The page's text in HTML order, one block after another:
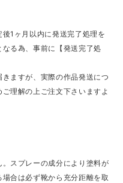
1ヶ月以内に発送完了処理を
る為、事前に【発送完了処
ますが、実際の作品発送につ
理解の上ご注文下さいますよ
。スプレーの成分により塗料が
合は必ず靴から充分距離を取